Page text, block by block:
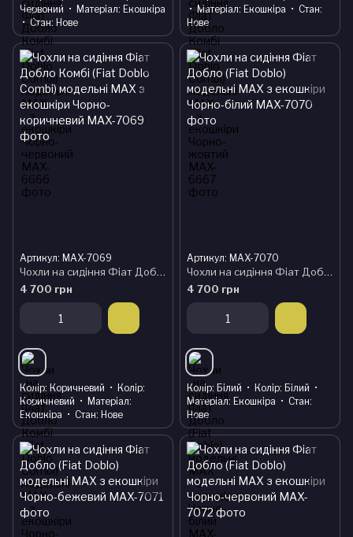
Червоний
Матеріал Екошкіра
Стан Нове
Матеріал Екошкіра
Стан
Нове
Артикул: MAX-7069
Чохли на сидіння Фіат Добло Комбі (Fiat Doblo Combi) модельні MAX з екошкіри Чорно-коричневий
4 700 грн
Колір Коричневий
Колір
Коричневий
Матеріал
Екошкіра
Стан Нове
Артикул: MAX-7070
Чохли на сидіння Фіат Добло (Fiat Doblo) модельні MAX з екошкіри Чорно-білий
4 700 грн
Колір Білий Колір Білий
Матеріал Екошкіра
Стан
Нове